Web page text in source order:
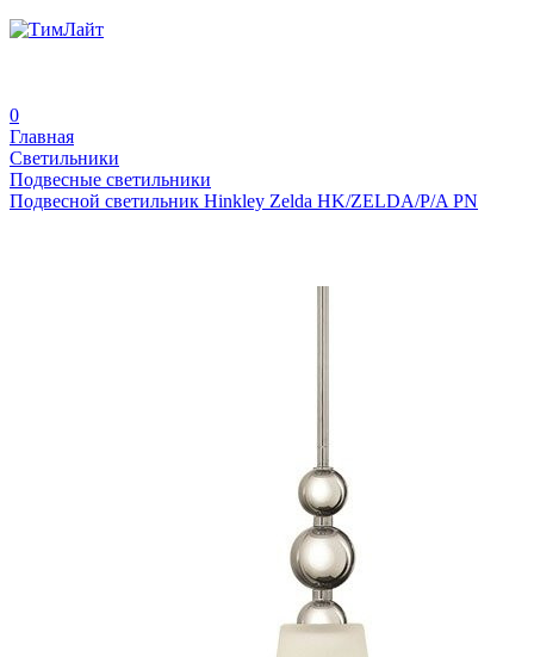
0
Главная
Светильники
Подвесные светильники
Подвесной светильник Hinkley Zelda HK/ZELDA/P/A PN